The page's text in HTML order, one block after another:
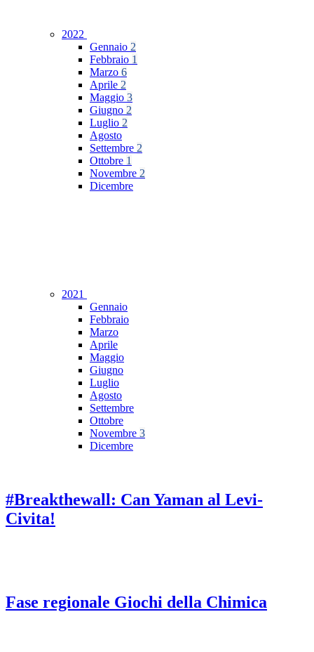
2022
Gennaio 2
Febbraio 1
Marzo 6
Aprile 2
Maggio 3
Giugno 2
Luglio 2
Agosto
Settembre 2
Ottobre 1
Novembre 2
Dicembre
2021
Gennaio
Febbraio
Marzo
Aprile
Maggio
Giugno
Luglio
Agosto
Settembre
Ottobre
Novembre 3
Dicembre
#Breakthewall: Can Yaman al Levi-
Civita!
Fase regionale Giochi della Chimica